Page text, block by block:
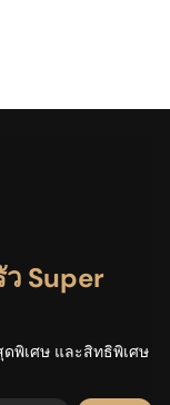
Super
พิเศษ และสิทธิพิเศษ